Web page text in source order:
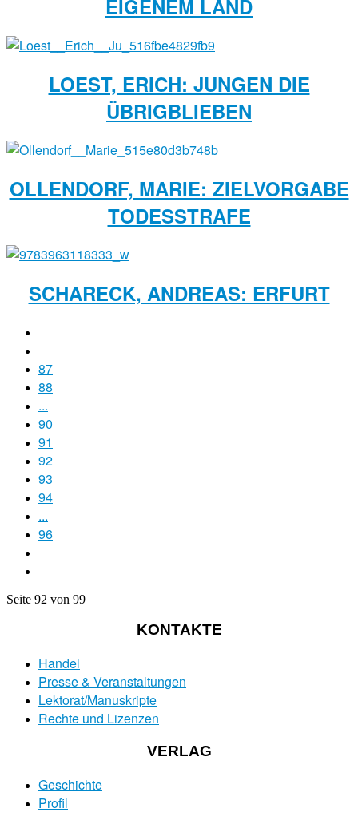
EIGENEM LAND
LOEST, ERICH: JUNGEN DIE
ÜBRIGBLIEBEN
OLLENDORF, MARIE: ZIELVORGABE
TODESSTRAFE
SCHARECK, ANDREAS: ERFURT
87
88
...
90
91
92
93
94
...
96
Seite 92 von 99
KONTAKTE
Handel
Presse & Veranstaltungen
Lektorat/Manuskripte
Rechte und Lizenzen
VERLAG
Geschichte
Profil